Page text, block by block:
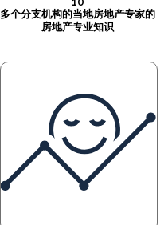
多个分支机构的当地房地产专家的
房地产专业知识